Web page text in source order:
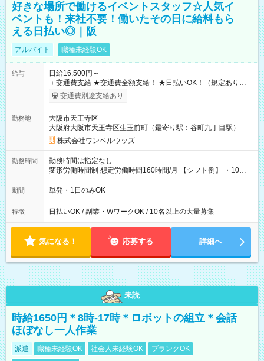
好きな場所で働けるイベントスタッフ☆人気イ
ベントも！来社不要！働いたその日に給料もら
える日払い◎｜阪
アルバイト 職種未経験OK
給与
日給16,500円～
＋交通費支給 ★交通費全額支給！ ★日払いOK！（規定あり） ┗
働いたその日に現金GET♪ お仕事後はコンビニATMから 日払
交通費別途支給あり
勤務地
大阪市天王寺区
大阪府大阪市天王寺区生玉前町（最寄り駅：谷町九丁目駅）
株式会社ワンベルウッズ
勤務時間
勤務時間は指定なし
変形労働時間制 想定労働時間160時間/月 【シフト例】 ・10：
00～20：00
期間 単発・1日のみOK
特徴 日払いOK / 副業・WワークOK / 10名以上の大量募集
気になる！ 応募する 詳細へ
未読
時給1650円＊8時-17時＊ロボットの組立＊会話
ほぼなし一人作業
派遣 職種未経験OK 社会人未経験OK ブランクOK